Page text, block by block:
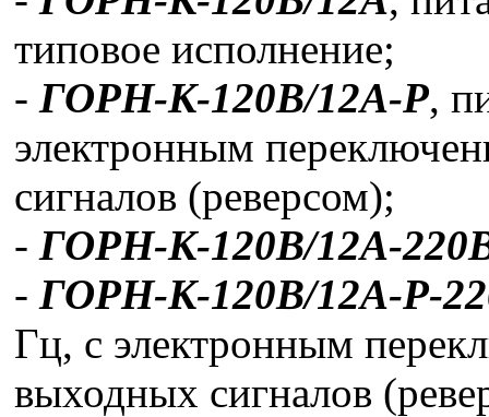
типовое исполнение;
- ГОРН-К-120В/12А-Р,
электронным
сигналов (реверсом);
- ГОРН-К-120В/12А-
- ГОРН-К-120В/12А-Р-
Гц, с электронным
выходных сигналов